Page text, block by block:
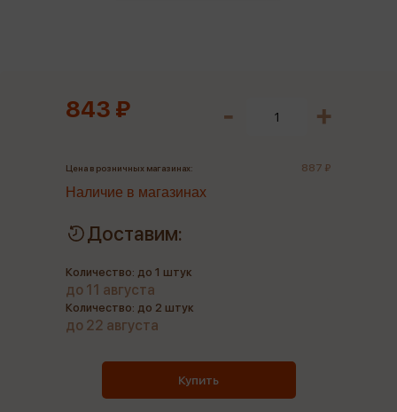
843 ₽
Цена в розничных магазинах: 887 ₽
Наличие в магазинах
Доставим:
Количество: до 1 штук
до 11 августа
Количество: до 2 штук
до 22 августа
Купить